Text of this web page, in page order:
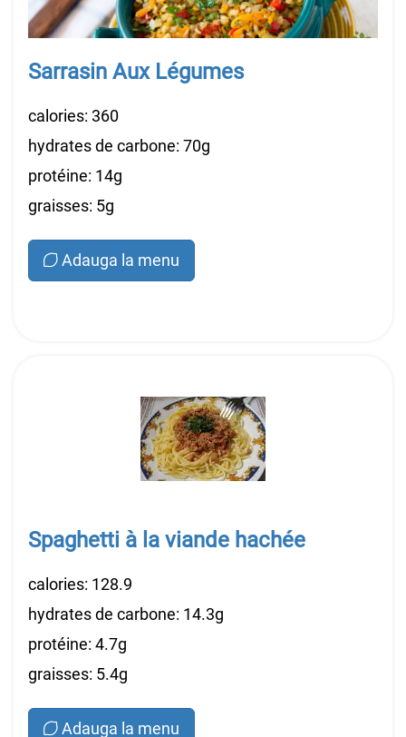
Sarrasin Aux Légumes
calories: 360
hydrates de carbone: 70g
protéine: 14g
graisses: 5g
Adauga la menu
Spaghetti à la viande hachée
calories: 128.9
hydrates de carbone: 14.3g
protéine: 4.7g
graisses: 5.4g
Adauga la menu